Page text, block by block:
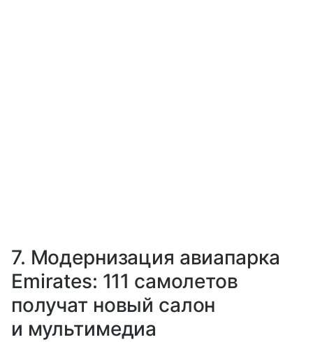
7. Модернизация авиапарка
Emirates: 111 самолетов
получат новый салон
и мультимедиа